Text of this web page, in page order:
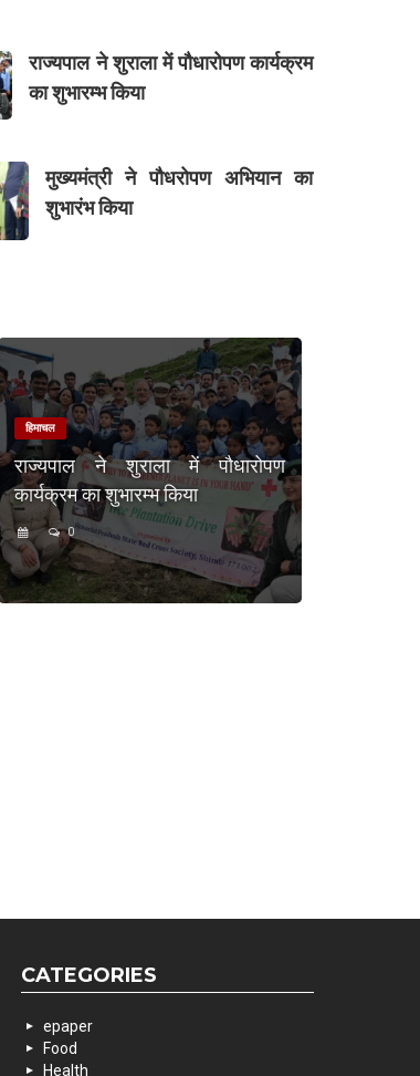
राज्यपाल ने शुराला में पौधारोपण कार्यक्रम
का शुभारम्भ किया
मुख्यमंत्री ने पौधरोपण अभियान का
शुभारंभ किया
हिमाचल
राज्यपाल ने शुराला में पौधारोपण
कार्यक्रम का शुभारम्भ किया
0
CATEGORIES
epaper
Food
Health